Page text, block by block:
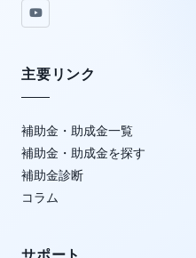
主要リンク
補助金・助成金一覧
補助金・助成金を探す
補助金診断
コラム
サポート